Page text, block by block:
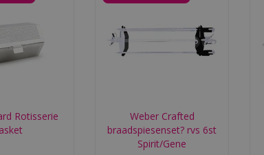
Rotisserie
Weber Crafted
braadspiesenset? rvs 6st
Spirit/Gene